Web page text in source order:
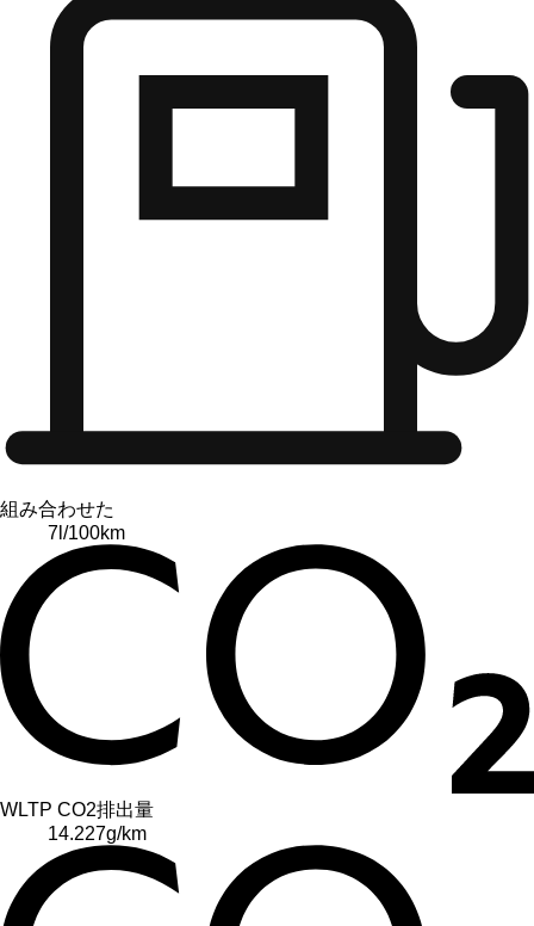
組み合わせた
7 l/100km
WLTP CO2排出量
14.227g/km